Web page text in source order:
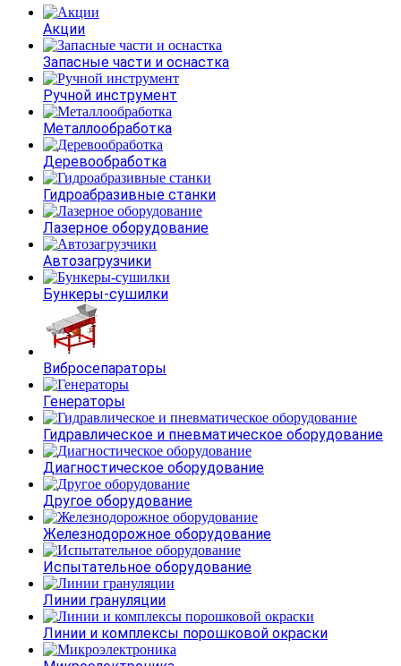
Акции
Запасные части и оснастка
Ручной инструмент
Металлообработка
Деревообработка
Гидроабразивные станки
Лазерное оборудование
Автозагрузчики
Бункеры-сушилки
Вибросепараторы
Генераторы
Гидравлическое и пневматическое оборудование
Диагностическое оборудование
Другое оборудование
Железнодорожное оборудование
Испытательное оборудование
Линии грануляции
Линии и комплексы порошковой окраски